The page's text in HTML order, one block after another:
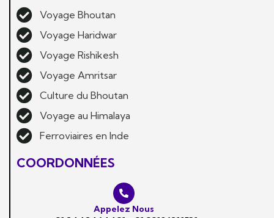
Voyage Bhoutan
Voyage Haridwar
Voyage Rishikesh
Voyage Amritsar
Culture du Bhoutan
Voyage au Himalaya
Ferroviaires en Inde
COORDONNÉES
Appelez Nous